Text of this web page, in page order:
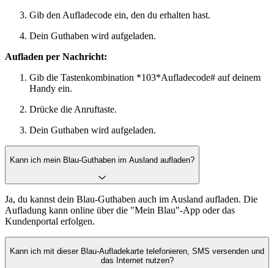
Gib den Aufladecode ein, den du erhalten hast.
Dein Guthaben wird aufgeladen.
Aufladen per Nachricht:
Gib die Tastenkombination *103*Aufladecode# auf deinem
Handy ein.
Drücke die Anruftaste.
Dein Guthaben wird aufgeladen.
Kann ich mein Blau-Guthaben im Ausland aufladen?
Ja, du kannst dein Blau-Guthaben auch im Ausland aufladen. Die
Aufladung kann online über die "Mein Blau"-App oder das
Kundenportal erfolgen.
Kann ich mit dieser Blau-Aufladekarte telefonieren, SMS versenden und
das Internet nutzen?